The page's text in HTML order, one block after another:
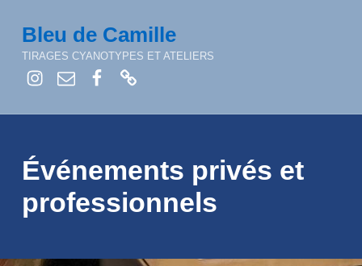
Bleu de Camille
TIRAGES CYANOTYPES ET ATELIERS
Instagram
E-mailfacebook
Nos produits à Bruxelles
Événements privés et
professionnels